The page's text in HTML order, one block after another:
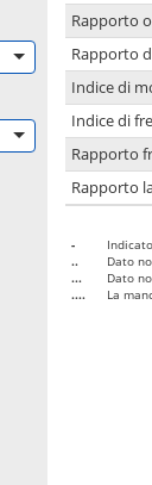
Rapporto
Rapporto
Indice di
Indice di
Rapporto
Rapporto
-
..
Dato
...
Dato
....
La